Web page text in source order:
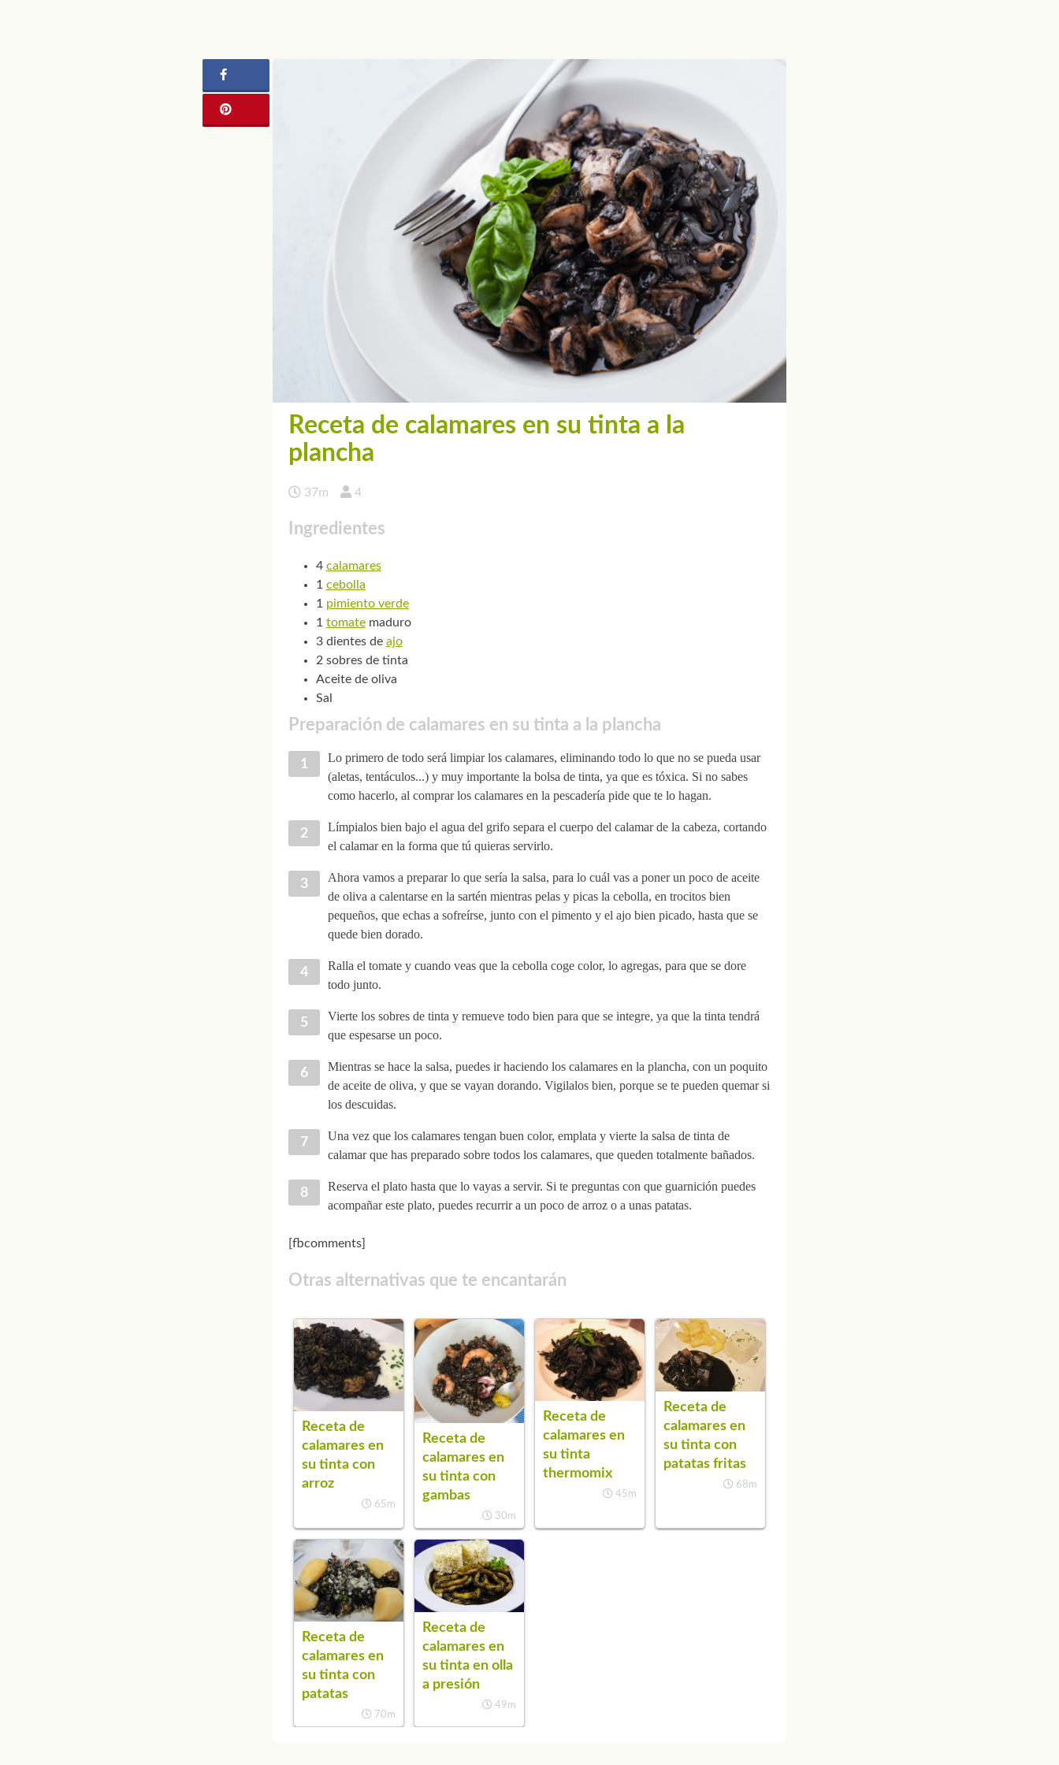
Receta de calamares en su tinta a la
plancha
37m 4
Ingredientes
4 calamares
1 cebolla
1 pimiento verde
1 tomatemaduro
3 dientes de ajo
2 sobres de tinta
Aceite de oliva
Sal
Preparación de calamares en su tinta a la plancha
Lo primero de todo será limpiar los calamares, eliminando todo lo que no se pueda usar
(aletas, tentáculos...) y muy importante la bolsa de tinta, ya que es tóxica. Si no sabes
como hacerlo, al comprar los calamares en la pescadería pide que te lo hagan.
Límpialos bien bajo el agua del grifo separa el cuerpo del calamar de la cabeza, cortando
el calamar en la forma que tú quieras servirlo.
Ahora vamos a preparar lo que sería la salsa, para lo cuál vas a poner un poco de aceite
de oliva a calentarse en la sartén mientras pelas y picas la cebolla, en trocitos bien
pequeños, que echas a sofreírse, junto con el pimento y el ajo bien picado, hasta que se
quede bien dorado.
Ralla el tomate y cuando veas que la cebolla coge color, lo agregas, para que se dore
todo junto.
Vierte los sobres de tinta y remueve todo bien para que se integre, ya que la tinta tendrá
que espesarse un poco.
Mientras se hace la salsa, puedes ir haciendo los calamares en la plancha, con un poquito
de aceite de oliva, y que se vayan dorando. Vigilalos bien, porque se te pueden quemar si
los descuidas.
Una vez que los calamares tengan buen color, emplata y vierte la salsa de tinta de
calamar que has preparado sobre todos los calamares, que queden totalmente bañados.
Reserva el plato hasta que lo vayas a servir. Si te preguntas con que guarnición puedes
acompañar este plato, puedes recurrir a un poco de arroz o a unas patatas.
[fbcomments]
Otras alternativas que te encantarán
Receta de
calamares en
su tinta con
arroz
65m
Receta de
calamares en
su tinta con
gambas
30m
Receta de
calamares en
su tinta
thermomix
45m
Receta de
calamares en
su tinta con
patatas fritas
68m
Receta de
calamares en
su tinta con
patatas
70m
Receta de
calamares en
su tinta en olla
a presión
49m